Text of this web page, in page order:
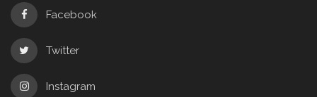
Facebook
Twitter
Instagram